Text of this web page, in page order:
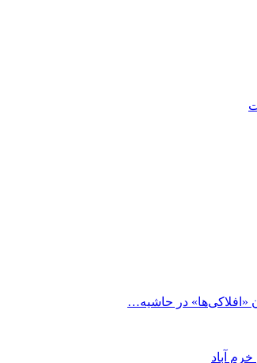
«افلاکی‌ها» در حاشیه…